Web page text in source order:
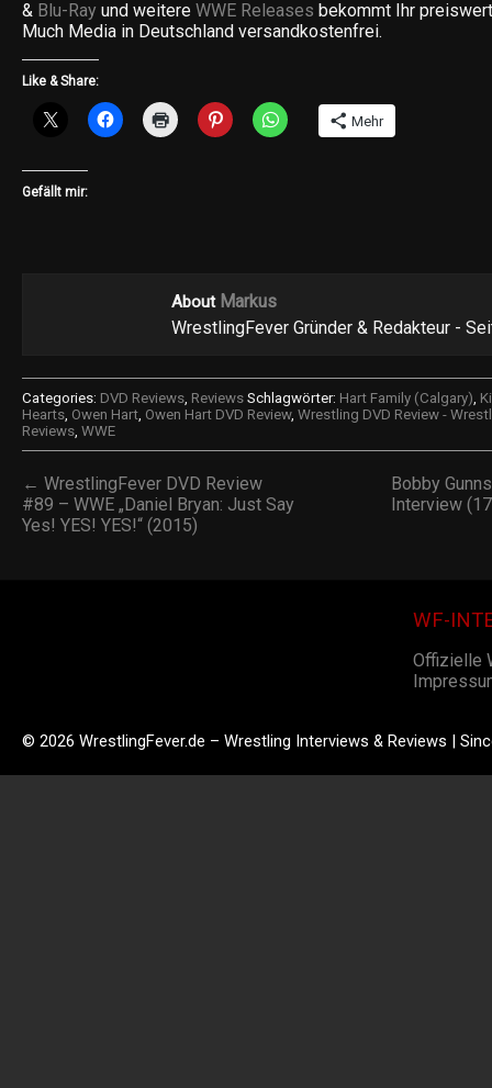
& Blu-Ray und weitere WWE Releases bekommt Ihr
Much Media in Deutschland versandkostenfrei.
Like & Share:
Mehr
Gefällt mir:
About Markus
WrestlingFever Gründer & Redakteur -
Categories: DVD Reviews, Reviews Schlagwörter: Hart Family (Calgary),
Hearts, Owen Hart, Owen Hart DVD Review, Wrestling DVD Review -
Reviews, WWE
← WrestlingFever DVD Review
#89 – WWE „Daniel Bryan: Just Say
Yes! YES! YES!“ (2015)
Bobby
Interview
WF-
Offizielle
© 2026 WrestlingFever.de – Wrestling Interviews & Reviews |